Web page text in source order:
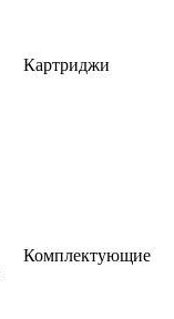
Картриджи
Комплектующие